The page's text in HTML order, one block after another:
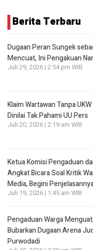
Berita Terbaru
Dugaan Peran Sungek
Mencuat, Ini Pengakuan
Juli 29, 2026 | 2:54 pm WIB
Klaim Wartawan Tanpa
Dinilai Tak Pahami UU Pers
Juli 20, 2026 | 2:19 am WIB
Ketua Komisi Pengaduan
Angkat Bicara Soal Kritik
Media, Begini
Juli 19, 2026 | 1:45 am WIB
Pengaduan Warga
Bubarkan Dugaan Arena
Purwodadi